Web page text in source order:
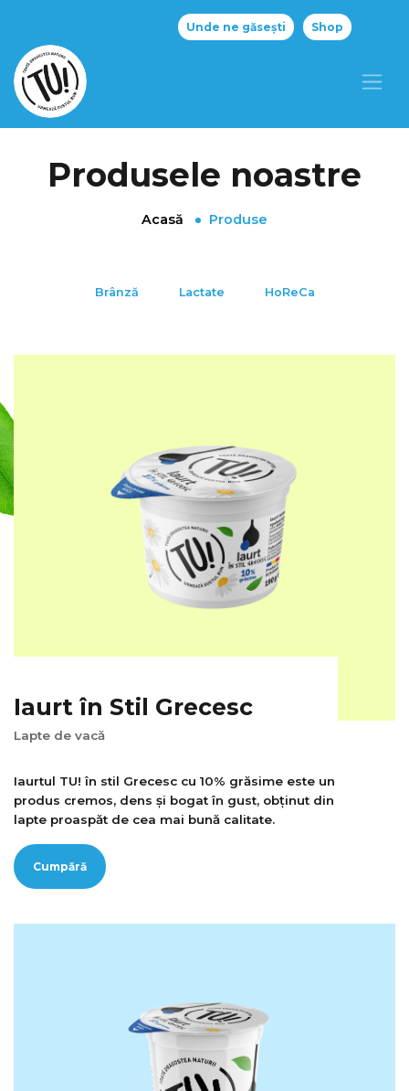
Unde ne găsești Shop
Produsele noastre
Acasă Produse
Brânză Lactate HoReCa
Iaurt în Stil Grecesc
Lapte de vacă
Iaurtul TU! în stil Grecesc cu 10% grăsime este un
produs cremos, dens și bogat în gust, obținut din
lapte proaspăt de cea mai bună calitate.
Cumpără